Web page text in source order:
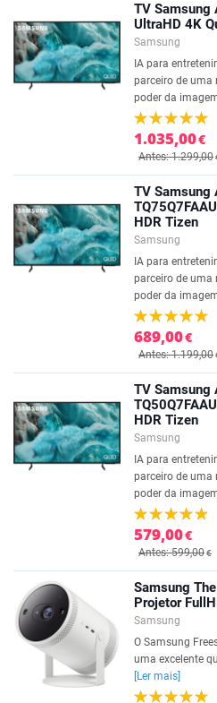
TV Samsung
UltraHD 4K
Samsung
IA para
parceiro de uma
poder da
1.035,00€
Antes: 1.299,00
TV Samsung
HDR Tizen
Samsung
IA para
parceiro de uma
poder da
689,00€
Antes: 1.199,00
TV Samsung
HDR Tizen
Samsung
IA para
parceiro de uma
poder da
579,00€
Antes: 599,00€
Samsung
Projetor
Samsung
O Samsung
uma excelente
[Ler mais]